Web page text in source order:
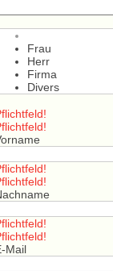
Frau
Herr
Firma
Divers
Mail